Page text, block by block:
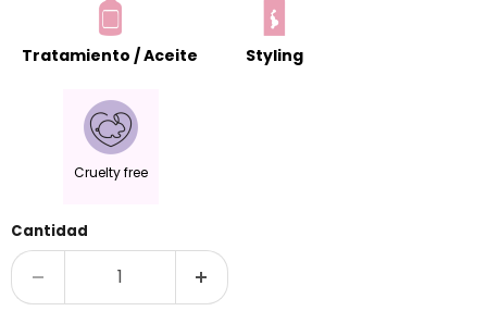
Tratamiento / Aceite Styling
Cruelty free
Cantidad